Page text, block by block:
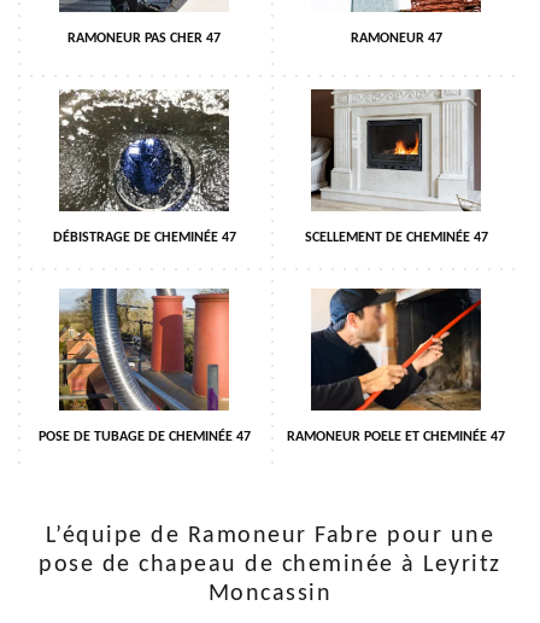
RAMONEUR PAS CHER 47 RAMONEUR 47
DÉBISTRAGE DE CHEMINÉE 47 SCELLEMENT DE CHEMINÉE 47
POSE DE TUBAGE DE CHEMINÉE 47 RAMONEUR POELE ET CHEMINÉE 47
L’équipe de Ramoneur Fabre pour une
pose de chapeau de cheminée à Leyritz
Moncassin